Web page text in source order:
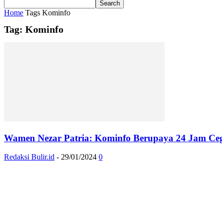
Home Tags Kominfo
Tag: Kominfo
Wamen Nezar Patria: Kominfo Berupaya 24 Jam
Redaksi Bulir.id - 29/01/2024 0